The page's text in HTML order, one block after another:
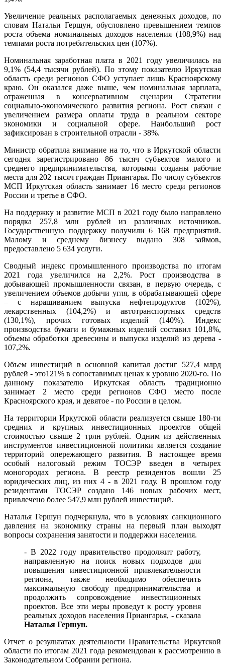
Увеличение реальных располагаемых денежных доходов, по
словам Натальи Гершун, обусловлено превышением темпов
роста объема номинальных доходов населения (108,9%) над
темпами роста потребительских цен (107%).
Номинальная заработная плата в 2021 году увеличилась на
9,1% (54,4 тысячи рублей). По этому показателю Иркутская
область среди регионов СФО уступает лишь Красноярскому
краю. Он оказался даже выше, чем номинальная зарплата,
отраженная в консервативном сценарии Стратегии
социально-экономического развития региона. Рост связан с
увеличением размера оплаты труда в реальном секторе
экономики и социальной сфере. Наибольший рост
зафиксирован в строительной отрасли - 38%.
Министр обратила внимание на то, что в Иркутской области
сегодня зарегистрировано 86 тысяч субъектов малого и
среднего предпринимательства, которыми созданы рабочие
места для 202 тысяч граждан Приангарья. По числу субъектов
МСП Иркутская область занимает 16 место среди регионов
России и третье в СФО.
На поддержку и развитие МСП в 2021 году было направлено
порядка 257,8 млн рублей из различных источников.
Государственную поддержку получили 6 168 предприятий.
Малому и среднему бизнесу выдано 308 займов,
предоставлено 5 634 услуги.
Сводный индекс промышленного производства по итогам
2021 года увеличился на 2,2%. Рост производства в
добывающей промышленности связан, в первую очередь, с
увеличением объемов добычи угля, в обрабатывающей сфере
– с наращиванием выпуска нефтепродуктов (102%),
лекарственных (104,2%) и автотранспортных средств
(130,1%), прочих готовых изделий (140%). Индекс
производства бумаги и бумажных изделий составил 101,8%,
объемы обработки древесины и выпуска изделий из дерева -
107,2%.
Объем инвестиций в основной капитал достиг 527,4 млрд
рублей - это121% в сопоставимых ценах к уровню 2020-го. По
данному показателю Иркутская область традиционно
занимает 2 место среди регионов СФО место после
Красноярского края, и девятое - по России в целом.
На территории Иркутской области реализуется свыше 180-ти
средних и крупных инвестиционных проектов общей
стоимостью свыше 2 трлн рублей. Одним из действенных
инструментов инвестиционной политики является создание
территорий опережающего развития. В настоящее время
особый налоговый режим ТОСЭР введен в четырех
моногородах региона. В реестр резидентов вошли 25
юридических лиц, из них 4 - в 2021 году. В прошлом году
резидентами ТОСЭР создано 146 новых рабочих мест,
привлечено более 547,9 млн рублей инвестиций.
Наталья Гершун подчеркнула, что в условиях санкционного
давления на экономику страны на первый план выходят
вопросы сохранения занятости и поддержки населения.
- В 2022 году правительство продолжит работу,
направленную на поиск новых подходов для
повышения инвестиционной привлекательности
региона, также необходимо обеспечить
максимальную свободу предпринимательства и
продолжить сопровождение инвестиционных
проектов. Все эти меры проведут к росту уровня
реальных доходов населения Приангарья, - сказала
Наталья Гершун.
Отчет о результатах деятельности Правительства Иркутской
области по итогам 2021 года рекомендован к рассмотрению в
Законодательном Собрании региона.